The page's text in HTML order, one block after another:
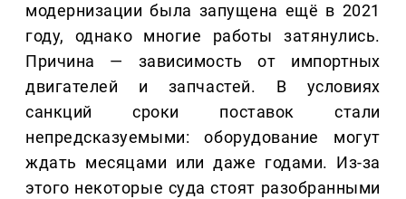
модернизации была запущена ещё в 2021
году, однако многие работы затянулись.
Причина — зависимость от импортных
двигателей и запчастей. В условиях
санкций сроки поставок стали
непредсказуемыми: оборудование могут
ждать месяцами или даже годами. Из-за
этого некоторые суда стоят разобранными